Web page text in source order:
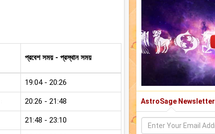
প্রবেশ সময় - প্রস্থান সময়
19:04 - 20:26
20:26 - 21:48
21:48 - 23:10
AstroSage Newsletter